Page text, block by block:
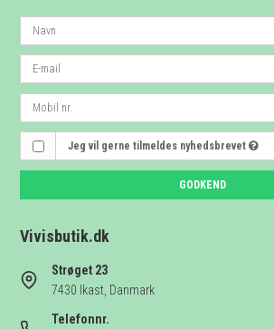
Jeg vil gerne tilmeldes nyhedsbrevet
GODKEND
Vivisbutik.dk
Strøget 23
7430 Ikast, Danmark
Telefonnr.